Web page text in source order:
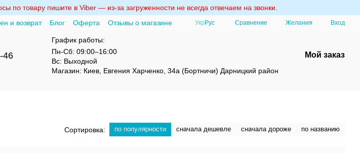
по товару пишите в Viber — из-за загруженности не всегда отвечаем на звонки.
и возврат Блог Оферта
Отзывы о магазине
Укр Рус Сравнение Желания Вход
46
График работы:
Пн-Сб: 09:00–16:00
Вс: Выходной
Магазин: Киев, Евгения Харченко, 34а (Бортничи) Дарницкий район
Мой заказ
Сортировка: по популярности сначала дешевле сначала дороже по названию